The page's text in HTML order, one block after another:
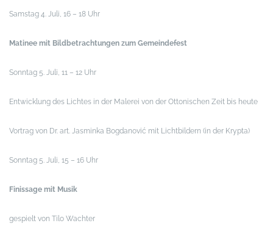
Samstag 4. Juli, 16 – 18 Uhr
Matinee mit Bildbetrachtungen zum Gemeindefest
Sonntag 5. Juli, 11 – 12 Uhr
Entwicklung des Lichtes in der Malerei von der Ottonischen Zeit bis heute
Vortrag von Dr. art. Jasminka Bogdanović mit Lichtbildern (in der Krypta)
Sonntag 5. Juli, 15 – 16 Uhr
Finissage mit Musik
gespielt von Tilo Wachter